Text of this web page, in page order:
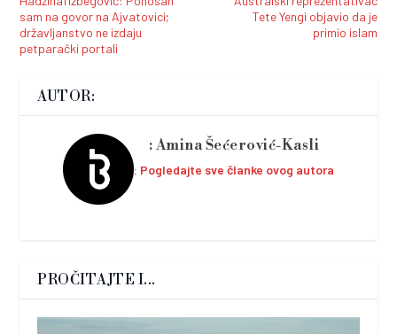
sam na govor na Ajvatovici;
državljanstvo ne izdaju
petparački portali
Tete Yengi objavio da je
primio islam
AUTOR:
Amina Šećerović-Kasli
Pogledajte sve članke ovog autora
PROČITAJTE I...